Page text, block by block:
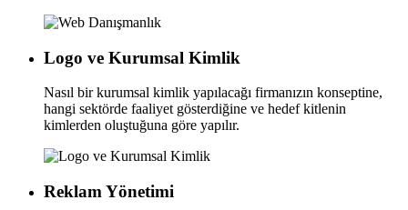
Logo ve Kurumsal Kimlik
Nasıl bir kurumsal kimlik yapılacağı firmanızın konseptine,
hangi sektörde faaliyet gösterdiğine ve hedef kitlenin
kimlerden oluştuğuna göre yapılır.
Reklam Yönetimi